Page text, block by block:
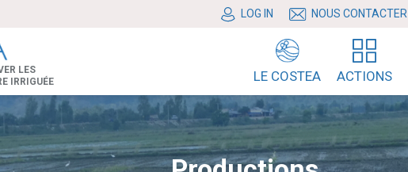
LOG IN NOUS CONTACTER
LES
IRRIGUÉE
LE COSTEA ACTIONS